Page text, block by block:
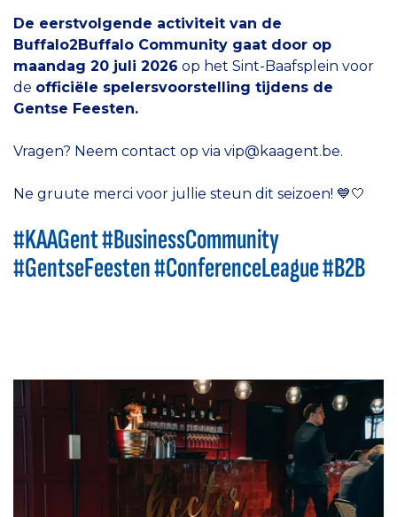
De eerstvolgende activiteit van de
Buffalo2Buffalo Community gaat door op
maandag 20 juli 2026 op het Sint-Baafsplein voor
de officiële spelersvoorstelling tijdens de
Gentse Feesten.
Vragen? Neem contact op via vip@kaagent.be.
Ne gruute merci voor jullie steun dit seizoen! 💙🤍
#KAAGent #BusinessCommunity
#GentseFeesten #ConferenceLeague #B2B